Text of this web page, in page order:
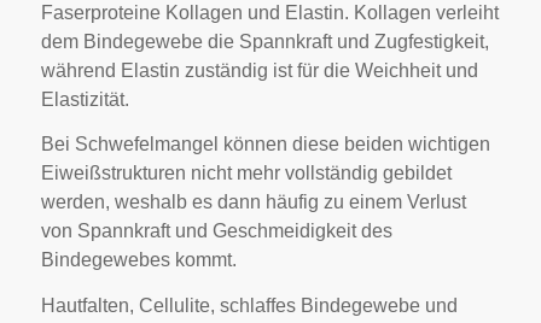
Faserproteine Kollagen und Elastin. Kollagen verleiht
dem Bindegewebe die Spannkraft und Zugfestigkeit,
während Elastin zuständig ist für die Weichheit und
Elastizität.
Bei Schwefelmangel können diese beiden wichtigen
Eiweißstrukturen nicht mehr vollständig gebildet
werden, weshalb es dann häufig zu einem Verlust
von Spannkraft und Geschmeidigkeit des
Bindegewebes kommt.
Hautfalten, Cellulite, schlaffes Bindegewebe und